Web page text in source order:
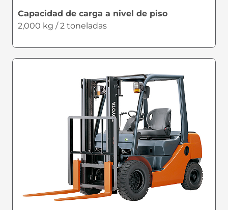
Capacidad de carga a nivel de piso
2,000 kg / 2 toneladas